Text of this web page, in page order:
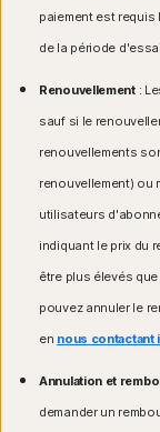
Microsoft
Certaines
disponibles
Service
en charge
Systèmes
MacOS
Fonctions
Google
Systèmes
Microsoft
Microsoft
Microsoft
Systèmes
Mac
Systèmes
Appareils
Google TV
ultérieure.
Systèmes
paiement est
de la période
Renouvellement :
sauf si le
renouvellements
renouvellement) ou
utilisateurs
indiquant le prix du
être plus élevés
pouvez annuler le
en nous contactant
Annulation et
demander un